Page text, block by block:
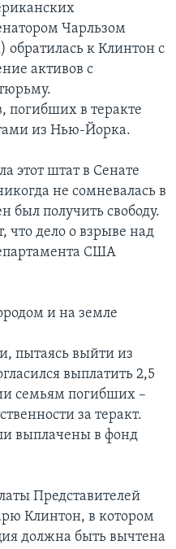
Чарльзом
к Клинтон с
активов с
погибших в теракте
из Нью-Йорка.
этот штат в Сенате
не сомневалась в
был получить свободу.
что дело о взрыве над
США
и на земле
пытаясь выйти из
выплатить 2,5
семьям погибших –
за теракт.
выплачены в фонд
Представителей
Клинтон, в котором
должна быть вычтена